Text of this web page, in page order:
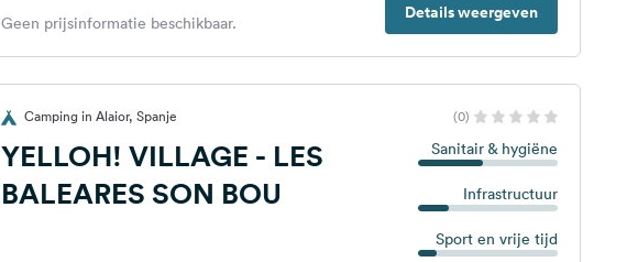
Details weergeven
Geen prijsinformatie beschikbaar.
Camping in Alaior, Spanje (0)
YELLOH! VILLAGE - LES
BALEARES SON BOU
Sanitair & hygiëne
Infrastructuur
Sport en vrije tijd